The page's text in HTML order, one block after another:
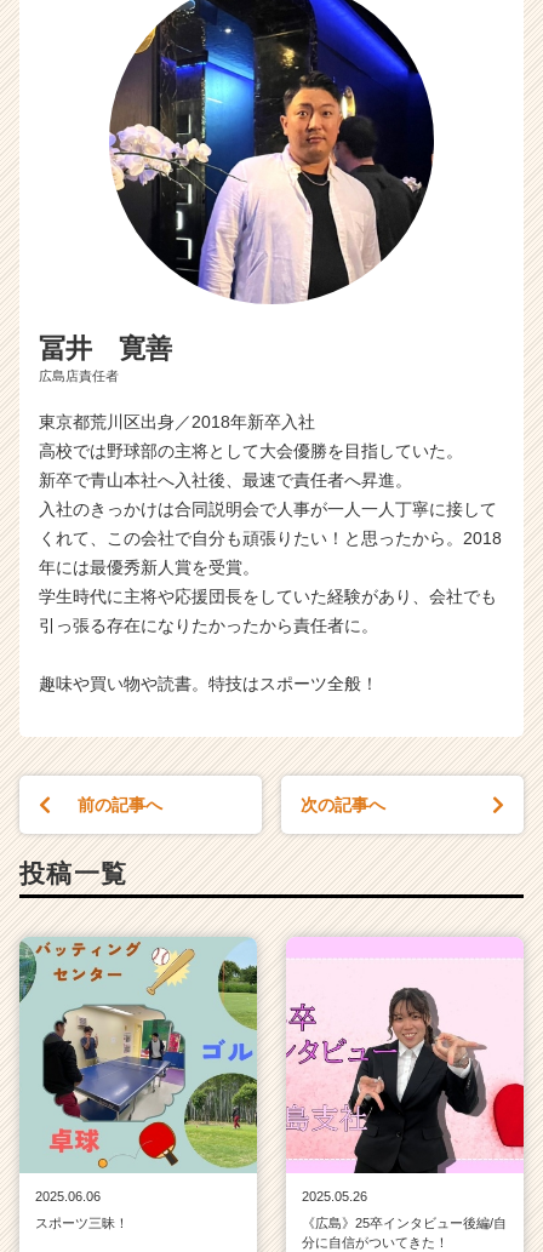
冨井 寛善
広島店責任者
東京都荒川区出身／2018年新卒入社
高校では野球部の主将として大会優勝を目指していた。
新卒で青山本社へ入社後、最速で責任者へ昇進。
入社のきっかけは合同説明会で人事が一人一人丁寧に接して
くれて、この会社で自分も頑張りたい！と思ったから。2018
年には最優秀新人賞を受賞。
学生時代に主将や応援団長をしていた経験があり、会社でも
引っ張る存在になりたかったから責任者に。
趣味や買い物や読書。特技はスポーツ全般！
前の記事へ 次の記事へ
投稿一覧
2025.06.06
スポーツ三昧！
2025.05.26
《広島》25卒インタビュー後編/自
分に自信がついてきた！